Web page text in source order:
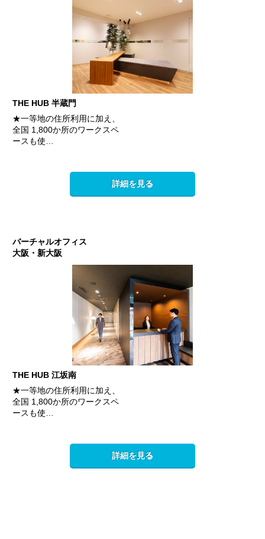
THE HUB 半蔵門
★一等地の住所利用に加え、
全国 1,800か所のワークスペ
ースも使…
詳細を見る
バーチャルオフィス
大阪・新大阪
THE HUB 江坂南
★一等地の住所利用に加え、
全国 1,800か所のワークスペ
ースも使…
詳細を見る